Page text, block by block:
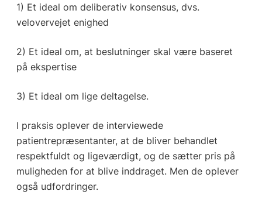
1) Et ideal om deliberativ konsensus, dvs.
velovervejet enighed
2) Et ideal om, at beslutninger skal være baseret
på ekspertise
3) Et ideal om lige deltagelse.
I praksis oplever de interviewede
patientrepræsentanter, at de bliver behandlet
respektfuldt og ligeværdigt, og de sætter pris på
muligheden for at blive inddraget. Men de oplever
også udfordringer.